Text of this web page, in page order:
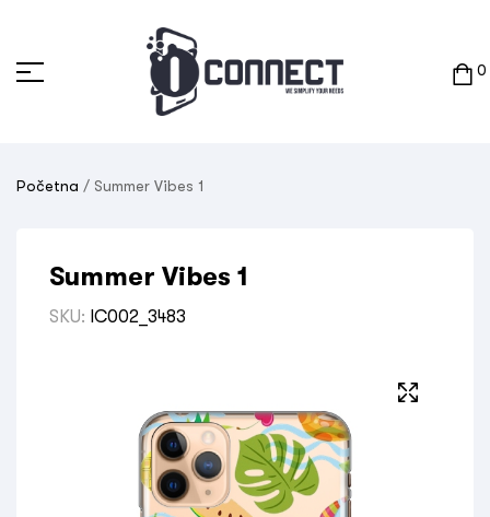
0
Početna / Summer Vibes 1
Summer Vibes 1
SKU: IC002_3483